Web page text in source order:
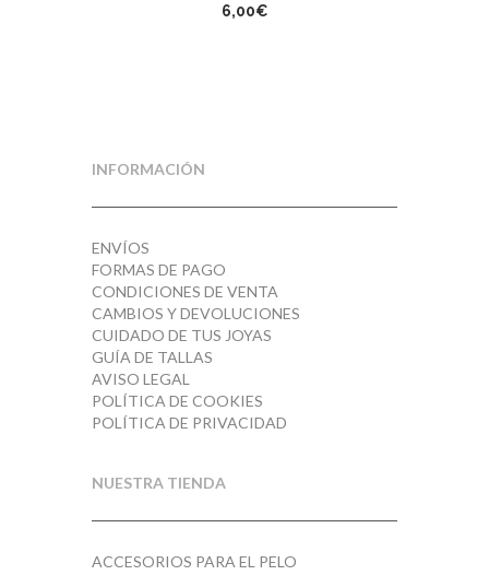
6,00€
INFORMACIÓN
ENVÍOS
FORMAS DE PAGO
CONDICIONES DE VENTA
CAMBIOS Y DEVOLUCIONES
CUIDADO DE TUS JOYAS
GUÍA DE TALLAS
AVISO LEGAL
POLÍTICA DE COOKIES
POLÍTICA DE PRIVACIDAD
NUESTRA TIENDA
ACCESORIOS PARA EL PELO